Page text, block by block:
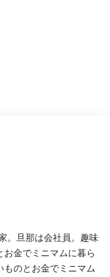
。旦那は会社員。趣味
お金でミニマムに暮ら
のとお金でミニマム